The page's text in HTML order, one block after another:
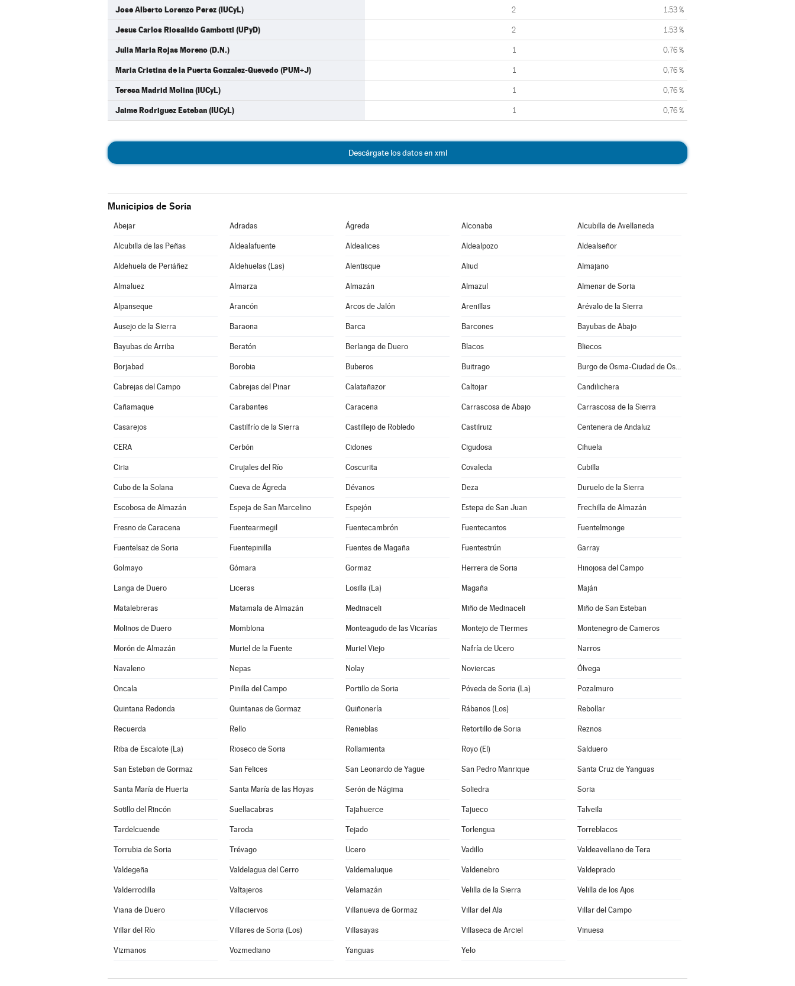
Jose Alberto Lorenzo Perez (IUCyL) 2 1,53 %
Jesus Carlos Riosalido Gambotti (UPyD) 2 1,53 %
Julia Maria Rojas Moreno (D.N.) 1 0,76 %
Maria Cristina de la Puerta Gonzalez-Quevedo (PUM+J) 1 0,76 %
Teresa Madrid Molina (IUCyL) 1 0,76 %
Jaime Rodriguez Esteban (IUCyL) 1 0,76 %
Descárgate los datos en xml
Municipios de Soria
Abejar Adradas Ágreda Alconaba Alcubilla de Avellaneda
Alcubilla de las Peñas Aldealafuente Aldealices Aldealpozo Aldealseñor
Aldehuela de Periáñez Aldehuelas (Las) Alentisque Aliud Almajano
Almaluez Almarza Almazán Almazul Almenar de Soria
Alpanseque Arancón Arcos de Jalón Arenillas Arévalo de la Sierra
Ausejo de la Sierra Baraona Barca Barcones Bayubas de Abajo
Bayubas de Arriba Beratón Berlanga de Duero Blacos Bliecos
Borjabad Borobia Buberos Buitrago Burgo de Osma-Ciudad de Osma
Cabrejas del Campo Cabrejas del Pinar Calatañazor Caltojar Candilichera
Cañamaque Carabantes Caracena Carrascosa de Abajo Carrascosa de la Sierra
Casarejos Castilfrío de la Sierra Castillejo de Robledo Castilruiz Centenera de Andaluz
CERA Cerbón Cidones Cigudosa Cihuela
Ciria Cirujales del Río Coscurita Covaleda Cubilla
Cubo de la Solana Cueva de Ágreda Dévanos Deza Duruelo de la Sierra
Escobosa de Almazán Espeja de San Marcelino Espejón Estepa de San Juan Frechilla de Almazán
Fresno de Caracena Fuentearmegil Fuentecambrón Fuentecantos Fuentelmonge
Fuentelsaz de Soria Fuentepinilla Fuentes de Magaña Fuentestrún Garray
Golmayo Gómara Gormaz Herrera de Soria Hinojosa del Campo
Langa de Duero Liceras Losilla (La) Magaña Maján
Matalebreras Matamala de Almazán Medinaceli Miño de Medinaceli Miño de San Esteban
Molinos de Duero Momblona Monteagudo de las Vicarías Montejo de Tiermes Montenegro de Cameros
Morón de Almazán Muriel de la Fuente Muriel Viejo Nafría de Ucero Narros
Navaleno Nepas Nolay Noviercas Ólvega
Oncala Pinilla del Campo Portillo de Soria Póveda de Soria (La) Pozalmuro
Quintana Redonda Quintanas de Gormaz Quiñonería Rábanos (Los) Rebollar
Recuerda Rello Renieblas Retortillo de Soria Reznos
Riba de Escalote (La) Rioseco de Soria Rollamienta Royo (El) Salduero
San Esteban de Gormaz San Felices San Leonardo de Yagüe San Pedro Manrique Santa Cruz de Yanguas
Santa María de Huerta Santa María de las Hoyas Serón de Nágima Soliedra Soria
Sotillo del Rincón Suellacabras Tajahuerce Tajueco Talveila
Tardelcuende Taroda Tejado Torlengua Torreblacos
Torrubia de Soria Trévago Ucero Vadillo Valdeavellano de Tera
Valdegeña Valdelagua del Cerro Valdemaluque Valdenebro Valdeprado
Valderrodilla Valtajeros Velamazán Velilla de la Sierra Velilla de los Ajos
Viana de Duero Villaciervos Villanueva de Gormaz Villar del Ala Villar del Campo
Villar del Río Villares de Soria (Los) Villasayas Villaseca de Arciel Vinuesa
Vizmanos Vozmediano Yanguas Yelo